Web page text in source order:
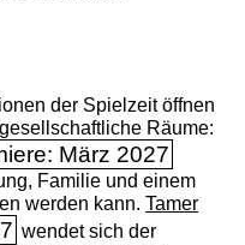
der Spielzeit öffnen
Räume:
März 2027
Familie und einem
werden kann. Tamer
wendet sich der